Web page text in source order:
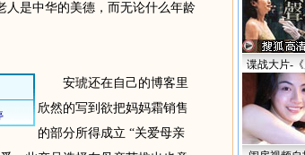
人是中华的美德，而无论什么年龄
安琥还在自己的博客里
欣然的写到欲把妈妈霜销售
的部分所得成立 “关爱母亲
谍战大片-《